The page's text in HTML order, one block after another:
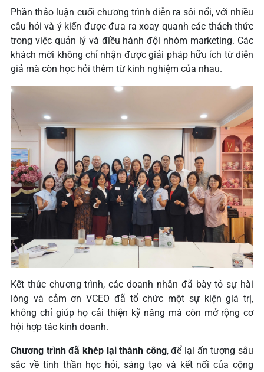
Phần thảo luận cuối chương trình diễn ra sôi nổi, với nhiều
câu hỏi và ý kiến được đưa ra xoay quanh các thách thức
trong việc quản lý và điều hành đội nhóm marketing. Các
khách mời không chỉ nhận được giải pháp hữu ích từ diễn
giả mà còn học hỏi thêm từ kinh nghiệm của nhau.
Kết thúc chương trình, các doanh nhân đã bày tỏ sự hài
lòng và cảm ơn VCEO đã tổ chức một sự kiện giá trị,
không chỉ giúp họ cải thiện kỹ năng mà còn mở rộng cơ
hội hợp tác kinh doanh.
Chương trình đã khép lại thành công, để lại ấn tượng sâu
sắc về tinh thần học hỏi, sáng tạo và kết nối của cộng